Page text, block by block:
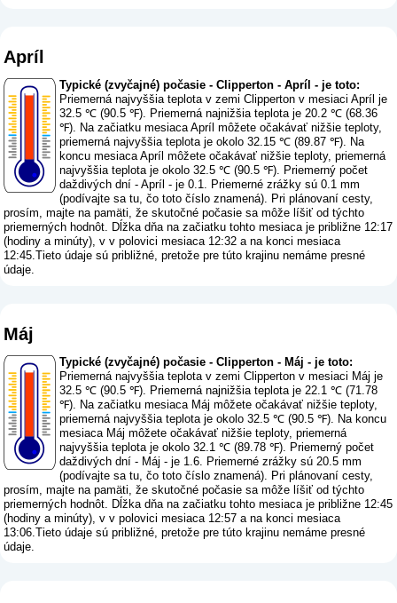
Apríl
Typické (zvyčajné) počasie - Clipperton - Apríl - je toto:
Priemerná najvyššia teplota v zemi Clipperton v mesiaci Apríl je
32.5 ℃ (90.5 ℉). Priemerná najnižšia teplota je 20.2 ℃ (68.36
℉). Na začiatku mesiaca Apríl môžete očakávať nižšie teploty,
priemerná najvyššia teplota je okolo 32.15 ℃ (89.87 ℉). Na
koncu mesiaca Apríl môžete očakávať nižšie teploty, priemerná
najvyššia teplota je okolo 32.5 ℃ (90.5 ℉). Priemerný počet
daždivých dní - Apríl - je 0.1. Priemerné zrážky sú 0.1 mm
(podívajte sa tu, čo toto číslo znamená). Pri plánovaní cesty,
prosím, majte na pamäti, že skutočné počasie sa môže líšiť od týchto
priemerných hodnôt. Dĺžka dňa na začiatku tohto mesiaca je približne 12:17
(hodiny a minúty), v v polovici mesiaca 12:32 a na konci mesiaca
12:45.Tieto údaje sú približné, pretože pre túto krajinu nemáme presné
údaje.
Máj
Typické (zvyčajné) počasie - Clipperton - Máj - je toto:
Priemerná najvyššia teplota v zemi Clipperton v mesiaci Máj je
32.5 ℃ (90.5 ℉). Priemerná najnižšia teplota je 22.1 ℃ (71.78
℉). Na začiatku mesiaca Máj môžete očakávať nižšie teploty,
priemerná najvyššia teplota je okolo 32.5 ℃ (90.5 ℉). Na koncu
mesiaca Máj môžete očakávať nižšie teploty, priemerná
najvyššia teplota je okolo 32.1 ℃ (89.78 ℉). Priemerný počet
daždivých dní - Máj - je 1.6. Priemerné zrážky sú 20.5 mm
(podívajte sa tu, čo toto číslo znamená). Pri plánovaní cesty,
prosím, majte na pamäti, že skutočné počasie sa môže líšiť od týchto
priemerných hodnôt. Dĺžka dňa na začiatku tohto mesiaca je približne 12:45
(hodiny a minúty), v v polovici mesiaca 12:57 a na konci mesiaca
13:06.Tieto údaje sú približné, pretože pre túto krajinu nemáme presné
údaje.